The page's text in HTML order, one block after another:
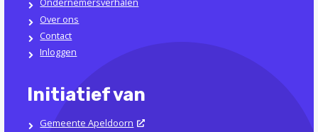
Over ons
Contact
Inloggen
Initiatief van
Gemeente Apeldoorn